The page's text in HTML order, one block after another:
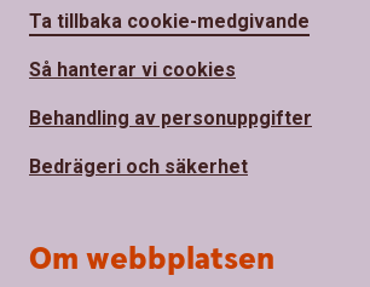
Ta tillbaka cookie-medgivande
Så hanterar vi cookies
Behandling av personuppgifter
Bedrägeri och säkerhet
Om webbplatsen